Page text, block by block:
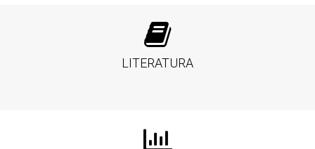
LITERATURA